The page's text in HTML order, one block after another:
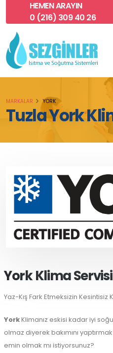
HEMEN ARAYIN
0 (216) 309 40 26
Tuzla York
MARKALAR YORK
York Klima Servisi
Yaz-Kış Fark Etmeksizin Kesintisiz
YorkKlimanız eskisi kadar iyi
olmaz diyerek bakımını
emin olmak mı istiyorsunuz?